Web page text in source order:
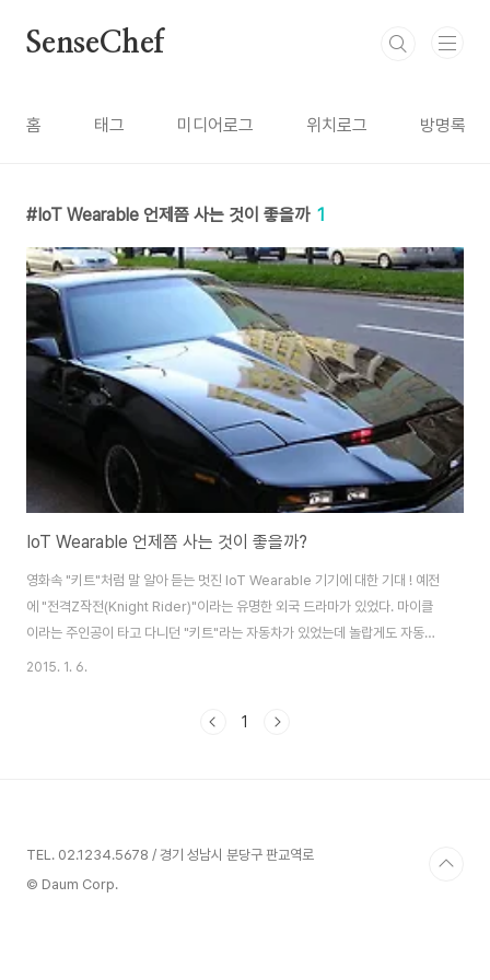
SenseChef
홈 태그 미디어로그 위치로그 방명록
IoT Wearable 언제쯤 사는 것이 좋을까 1
IoT Wearable 언제쯤 사는 것이 좋을까?
영화속 "키트"처럼 말 알아 듣는 멋진 IoT Wearable 기기에 대한 기대 ! 예전
에 "전격Z작전(Knight Rider)"이라는 유명한 외국 드라마가 있었다. 마이클
이라는 주인공이 타고 다니던 "키트"라는 자동차가 있었는데 놀랍게도 자동차
가 음성을 인식하고 운전자와 대화를 할 수 있었다. 멀리 떨어져 있는 경우 손목
성으로 데이터를 입력할 수 있는 시대이니 이런 모습이 그리 놀랍지 않다. 그러
2015. 1. 6.
1
TEL. 02.1234.5678 / 경기 성남시 분당구 판교역로
© Daum Corp.